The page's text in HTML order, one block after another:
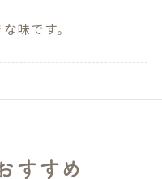
味です。
すすめ